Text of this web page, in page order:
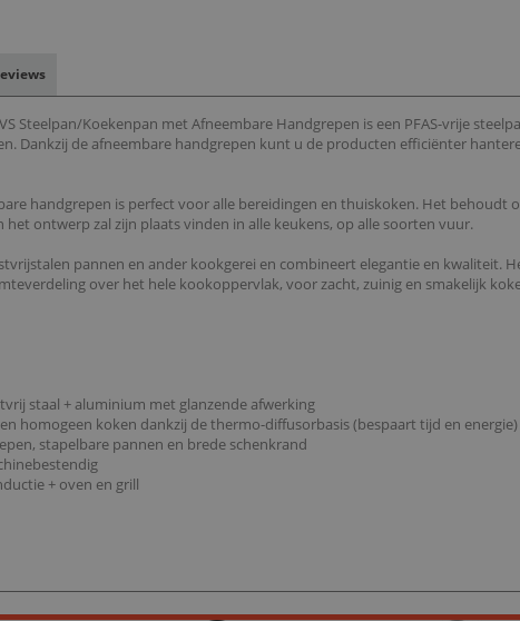
Steelpan/Koekenpan met Afneembare Handgrepen is een PFAS-vrije
Dankzij de afneembare handgrepen kunt u de producten efficiënter
handgrepen is perfect voor alle bereidingen en thuiskoken. Het
ontwerp zal zijn plaats vinden in alle keukens, op alle soorten vuur.
pannen en ander kookgerei en combineert elegantie en kwaliteit.
over het hele kookoppervlak, voor zacht, zuinig en smakelijk
staal + aluminium met glanzende afwerking
homogeen koken dankzij de thermo-diffusorbasis (bespaart tijd en energie)
stapelbare pannen en brede schenkrand
+ oven en grill